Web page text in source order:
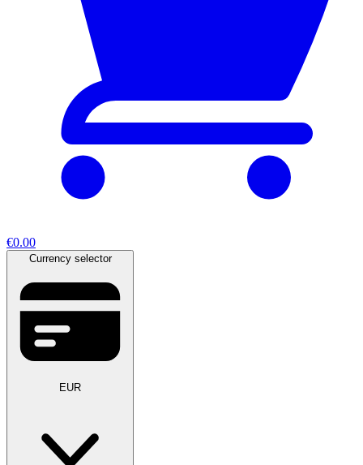
€0.00
Currency selector
EUR